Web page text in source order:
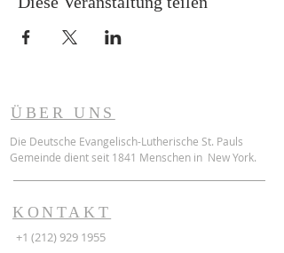
ÜBER UNS
Die Deutsche Evangelisch-Lutherische St. Pauls
Gemeinde dient seit 1841 Menschen in New York.
KONTAKT
+1 (212) 929 1955